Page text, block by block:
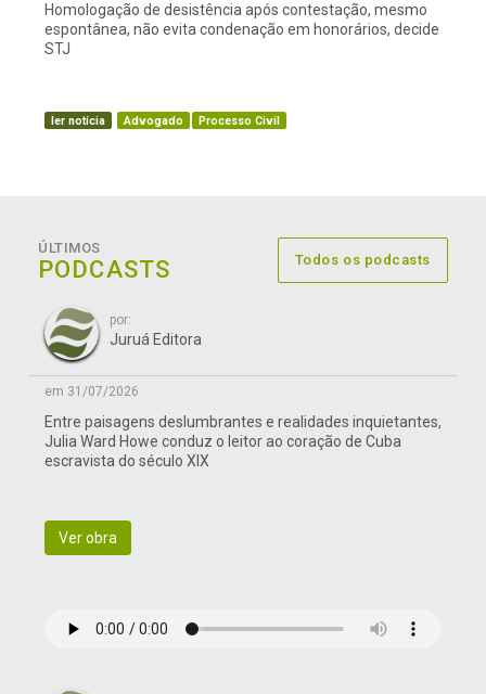
Homologação de desistência após contestação, mesmo
espontânea, não evita condenação em honorários, decide
STJ
ler notícia Advogado Processo Civil
ÚLTIMOS
PODCASTS Todos os podcasts
por:
Juruá Editora
em 31/07/2026
Entre paisagens deslumbrantes e realidades inquietantes,
Julia Ward Howe conduz o leitor ao coração de Cuba
escravista do século XIX
Ver obra